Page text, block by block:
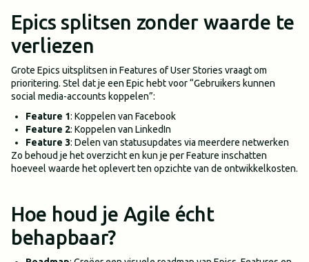
Epics splitsen zonder waarde te
verliezen
Grote Epics uitsplitsen in Features of User Stories vraagt om
prioritering. Stel dat je een Epic hebt voor “Gebruikers kunnen
social media-accounts koppelen”:
Feature 1: Koppelen van Facebook
Feature 2: Koppelen van LinkedIn
Feature 3: Delen van statusupdates via meerdere netwerken
Zo behoud je het overzicht en kun je per Feature inschatten
hoeveel waarde het oplevert ten opzichte van de ontwikkelkosten.
Hoe houd je Agile écht
behapbaar?